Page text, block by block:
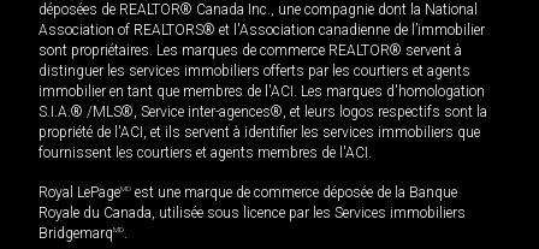
déposées de REALTOR® Canada Inc., une compagnie dont la National
Association of REALTORS® et l'Association canadienne de l’immobilier
sont propriétaires. Les marques de commerce REALTOR® servent à
distinguer les services immobiliers offerts par les courtiers et agents
immobilier en tant que membres de l'ACI. Les marques d'homologation
S.I.A.® /MLS®, Service inter-agences®, et leurs logos respectifs sont la
propriété de l'ACI, et ils servent à identifier les services immobiliers que
fournissent les courtiers et agents membres de l'ACI.
Royal LePageMD est une marque de commerce déposée de la Banque
Royale du Canada, utilisée sous licence par les Services immobiliers
BridgemarqMD.